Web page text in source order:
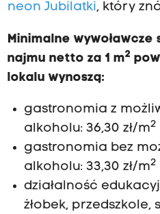
neon Jubilatki, który
Minimalne
najmu netto za 1 m2
lokalu wynoszą:
gastronomia z
alkoholu: 36,30 zł/m2
gastronomia bez
alkoholu: 33,30 zł/m2
działalność
żłobek, przedszkole,